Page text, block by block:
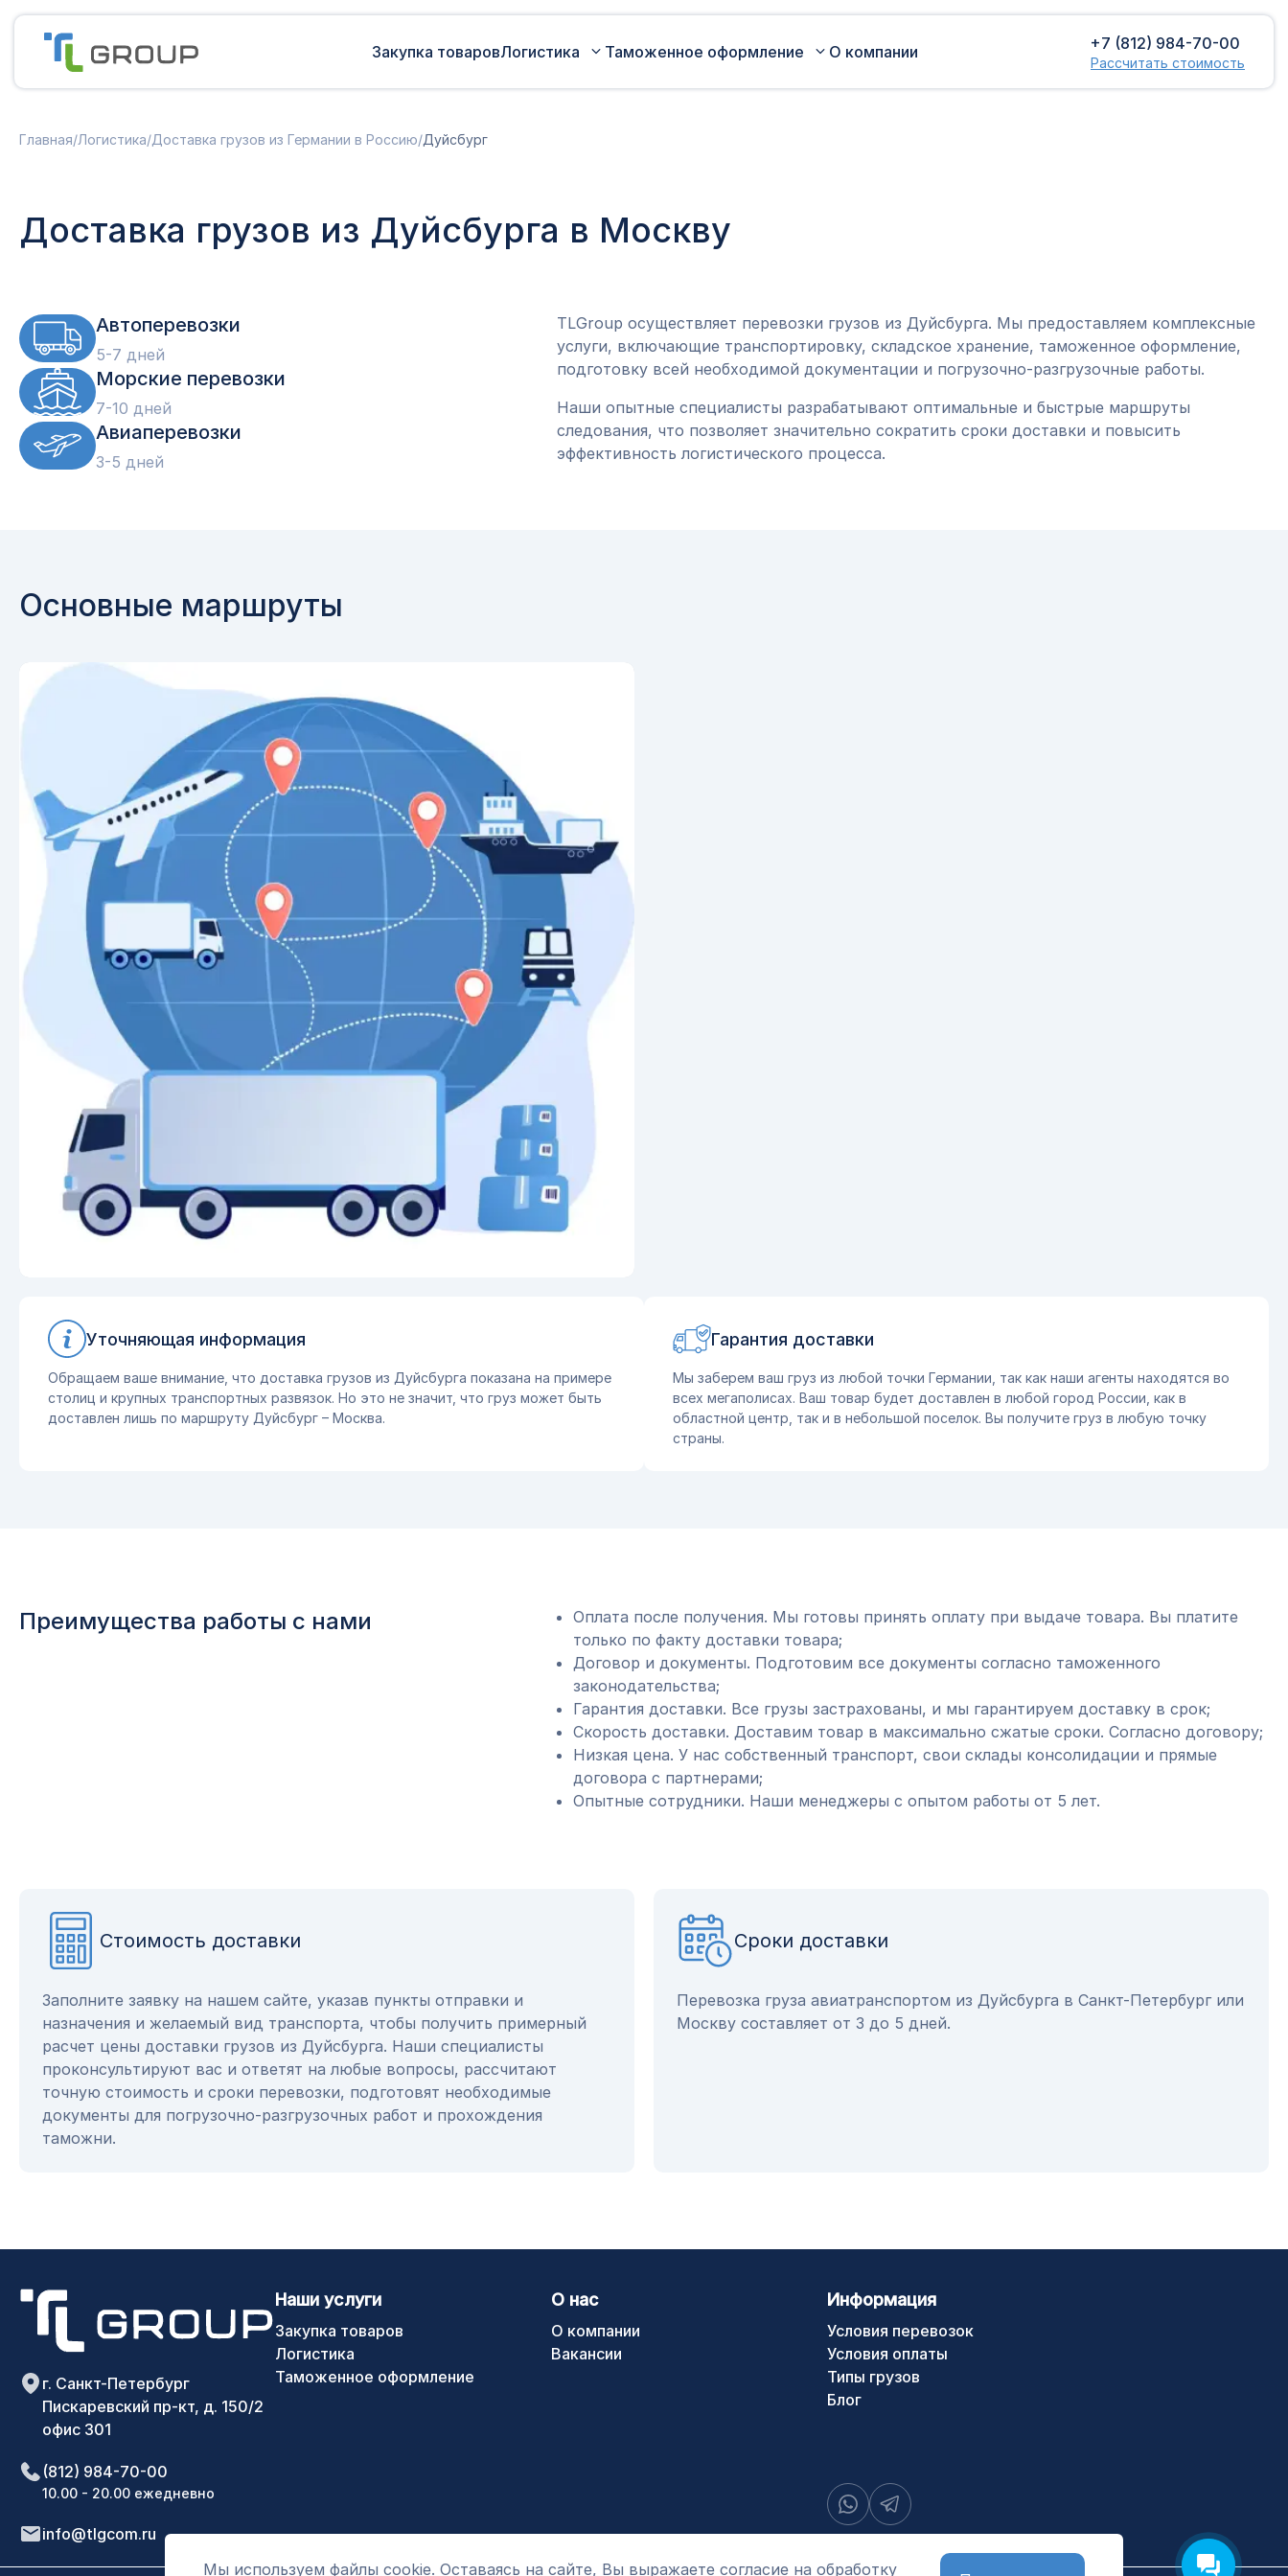
Закупка товаровЛогистика
Доставка грузов из Турции в
Россию
Железнодорожные перевозки грузов
Таможенное оформление
Международная доставка
товара
О компании +7 (812) 984-70-00
Рассчитать стоимость
Главная/Логистика/Доставка грузов из Германии в Россию/Дуйсбург
Доставка грузов из Дуйсбурга в Москву
Автоперевозки
5-7 дней
Морские перевозки
7-10 дней
Авиаперевозки
3-5 дней
TLGroup осуществляет перевозки грузов из Дуйсбурга. Мы предоставляем комплексные
услуги, включающие транспортировку, складское хранение, таможенное оформление,
подготовку всей необходимой документации и погрузочно-разгрузочные работы.
Наши опытные специалисты разрабатывают оптимальные и быстрые маршруты
следования, что позволяет значительно сократить сроки доставки и повысить
эффективность логистического процесса.
Основные маршруты
Уточняющая информация
Обращаем ваше внимание, что доставка грузов из Дуйсбурга показана на примере
столиц и крупных транспортных развязок. Но это не значит, что груз может быть
доставлен лишь по маршруту Дуйсбург – Москва.
Гарантия доставки
Мы заберем ваш груз из любой точки Германии, так как наши агенты находятся во
всех мегаполисах. Ваш товар будет доставлен в любой город России, как в
областной центр, так и в небольшой поселок. Вы получите груз в любую точку
страны.
Преимущества работы с нами
Оплата после получения. Мы готовы принять оплату при выдаче товара. Вы платите
только по факту доставки товара;
Договор и документы. Подготовим все документы согласно таможенного
законодательства;
Гарантия доставки. Все грузы застрахованы, и мы гарантируем доставку в срок;
Скорость доставки. Доставим товар в максимально сжатые сроки. Согласно договору;
Низкая цена. У нас собственный транспорт, свои склады консолидации и прямые
договора с партнерами;
Опытные сотрудники. Наши менеджеры с опытом работы от 5 лет.
Стоимость доставки
Заполните заявку на нашем сайте, указав пункты отправки и
назначения и желаемый вид транспорта, чтобы получить примерный
расчет цены доставки грузов из Дуйсбурга. Наши специалисты
проконсультируют вас и ответят на любые вопросы, рассчитают
точную стоимость и сроки перевозки, подготовят необходимые
документы для погрузочно-разгрузочных работ и прохождения
таможни.
Сроки доставки
Перевозка груза авиатранспортом из Дуйсбурга в Санкт-Петербург или
Москву составляет от 3 до 5 дней.
Мы используем файлы cookie. Оставаясь на сайте, Вы выражаете согласие на обработку
г. Санкт-Петербург
Пискаревский пр-кт, д. 150/2
офис 301
(812) 984-70-00
10.00 - 20.00 ежедневно
info@tlgcom.ru
Закупка товаров
Наши услуги
Логистика
Таможенное оформление
О нас
О компании
Вакансии
Информация
Условия перевозок
Условия оплаты
Типы грузов
Блог